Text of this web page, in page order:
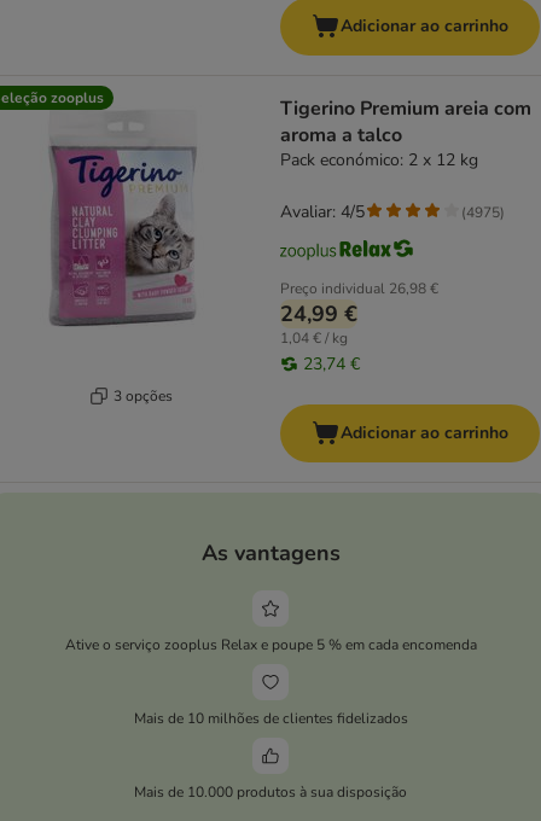
Adicionar ao carrinho
zooplus
3 opções
Tigerino Premium areia com
aroma a talco
Pack económico: 2 x 12 kg
Preço individual 26,98 €
24,99 €
1,04 € / kg
23,74 €
Avaliar: 4/5 (4975)
Adicionar ao carrinho
As vantagens
Ative o serviço zooplus Relax e poupe 5 % em cada encomenda
Mais de 10 milhões de clientes fidelizados
Mais de 10.000 produtos à sua disposição